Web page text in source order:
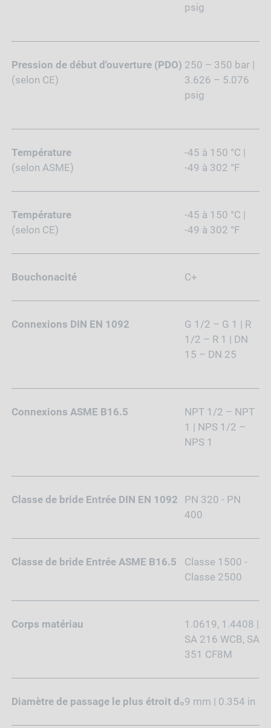
psig
Pression de début d'ouverture (PDO)
(selon CE)
250 – 350 bar |
3.626 – 5.076
psig
Température
(selon ASME)
-45 à 150 °C |
-49 à 302 °F
Température
(selon CE)
-45 à 150 °C |
-49 à 302 °F
Bouchonacité C+
Connexions DIN EN 1092
G 1/2 – G 1 | R
1/2 – R 1 | DN
15 – DN 25
Connexions ASME B16.5
NPT 1/2 – NPT
1 | NPS 1/2 –
NPS 1
Classe de bride Entrée DIN EN 1092
PN 320 - PN
400
Classe de bride Entrée ASME B16.5
Classe 1500 -
Classe 2500
Corps matériau
1.0619, 1.4408 |
SA 216 WCB, SA
351 CF8M
Diamètre de passage le plus étroit d₀9 mm | 0.354 in